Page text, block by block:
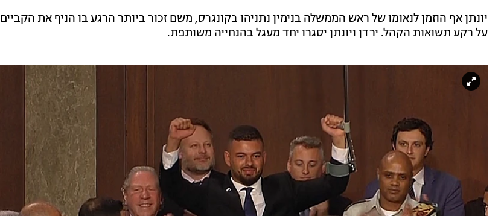
יונתן אף הוזמן לנאומו של ראש הממשלה בנימין נתניהו בקונגרס, משם זכור ביותר הרגע בו הניף את הקביים
על רקע תשואות הקהל. ירדן ויונתן יסגרו יחד מעגל בהנחייה משותפת.